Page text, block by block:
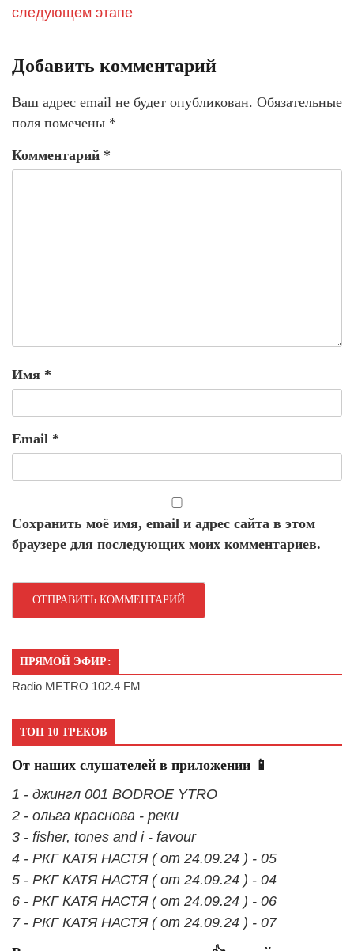
следующем этапе
Добавить комментарий
Ваш адрес email не будет опубликован. Обязательные
поля помечены *
Комментарий *
Имя *
Email *
Сохранить моё имя, email и адрес сайта в этом
браузере для последующих моих комментариев.
ПРЯМОЙ ЭФИР:
Radio METRO 102.4 FM
ТОП 10 ТРЕКОВ
От наших слушателей в приложении 📱
1 - джингл 001 BODROE YTRO
2 - ольга краснова - реки
3 - fisher, tones and i - favour
4 - РКГ КАТЯ НАСТЯ ( от 24.09.24 ) - 05
5 - РКГ КАТЯ НАСТЯ ( от 24.09.24 ) - 04
6 - РКГ КАТЯ НАСТЯ ( от 24.09.24 ) - 06
7 - РКГ КАТЯ НАСТЯ ( от 24.09.24 ) - 07